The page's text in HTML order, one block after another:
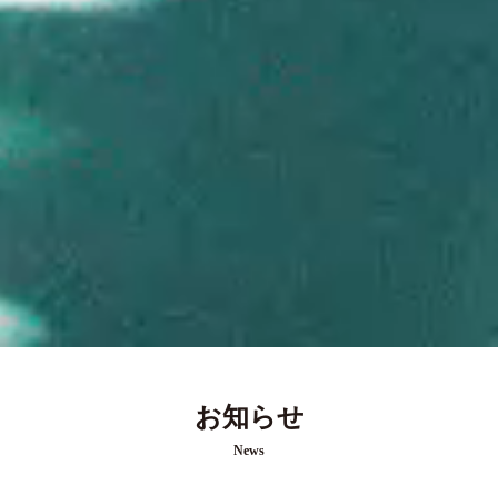
お知らせ
News